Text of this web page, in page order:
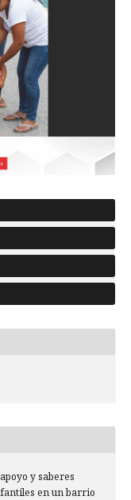
y saberes
en un barrio